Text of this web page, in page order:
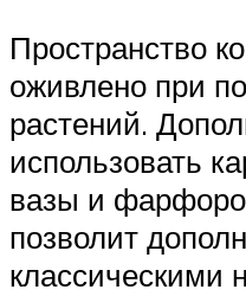
Пространство
оживлено при
растений.
использовать
вазы и
позволит
классическими